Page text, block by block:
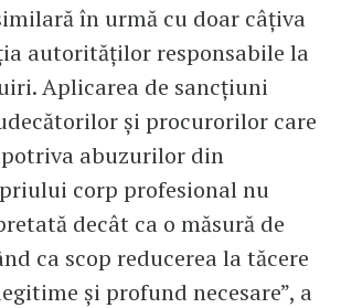
în urmă cu doar câțiva
autorităților responsabile la
Aplicarea de sancțiuni
și procurorilor care
abuzurilor din
corp profesional nu
decât ca o măsură de
ca scop reducerea la tăcere
și profund necesare”, a